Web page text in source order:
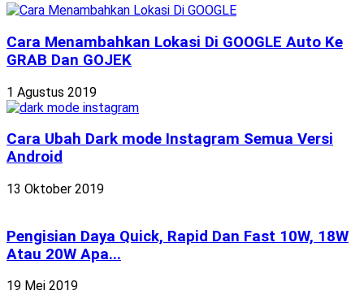
Cara Menambahkan Lokasi Di GOOGLE Auto Ke
GRAB Dan GOJEK
1 Agustus 2019
Cara Ubah Dark mode Instagram Semua Versi
Android
13 Oktober 2019
Pengisian Daya Quick, Rapid Dan Fast 10W, 18W
Atau 20W Apa...
19 Mei 2019